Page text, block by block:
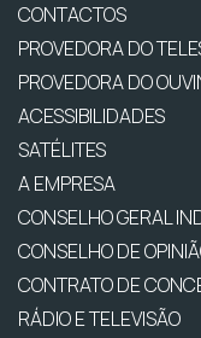
CONTACTOS
PROVEDORA DO
PROVEDORA DO
ACESSIBILIDADES
SATÉLITES
A EMPRESA
CONSELHO GERAL
CONSELHO DE
CONTRATO DE
RÁDIO E TELEVISÃO